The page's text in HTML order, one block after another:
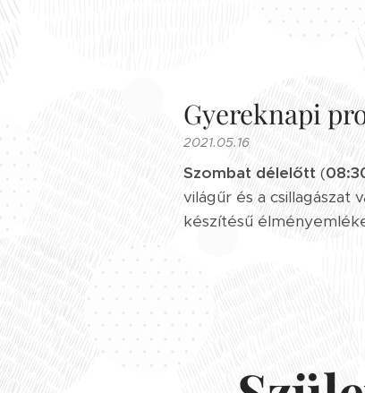
Gyereknapi
2021.05.16
Szombat délelőtt (
világűr és a csillagászat
készítésű